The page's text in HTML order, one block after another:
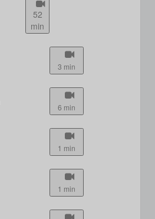
52
min
3 min
6 min
1 min
1 min